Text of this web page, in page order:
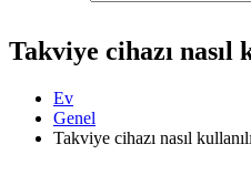
Takviye cihazı nasıl
Ev
Genel
Takviye cihazı nasıl